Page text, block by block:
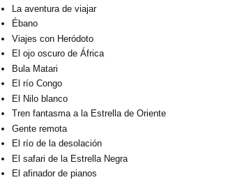
La aventura de viajar
Ébano
Viajes con Heródoto
El ojo oscuro de África
Bula Matari
El río Congo
El Nilo blanco
Tren fantasma a la Estrella de Oriente
Gente remota
El río de la desolación
El safari de la Estrella Negra
El afinador de pianos